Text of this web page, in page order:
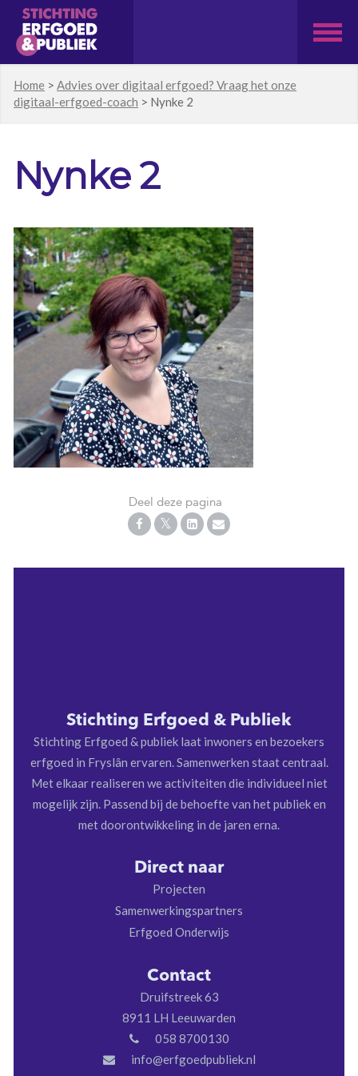
Home >Advies over digitaal erfgoed? Vraag het onze
digitaal-erfgoed-coach > Nynke 2
Nynke 2
Deel deze pagina
Stichting Erfgoed & Publiek
Stichting Erfgoed & publiek laat inwoners en bezoekers
erfgoed in Fryslân ervaren. Samenwerken staat centraal.
Met elkaar realiseren we activiteiten die individueel niet
mogelijk zijn. Passend bij de behoefte van het publiek en
met doorontwikkeling in de jaren erna.
Direct naar
Projecten
Samenwerkingspartners
Erfgoed Onderwijs
Contact
Druifstreek 63
8911 LH Leeuwarden
058 8700130
info@erfgoedpubliek.nl